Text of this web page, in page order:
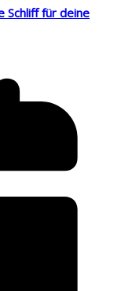
Schliff für deine